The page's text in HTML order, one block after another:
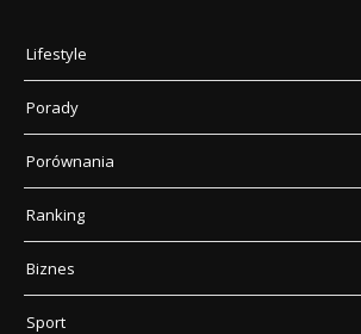
Lifestyle
Porady
Porównania
Ranking
Biznes
Sport